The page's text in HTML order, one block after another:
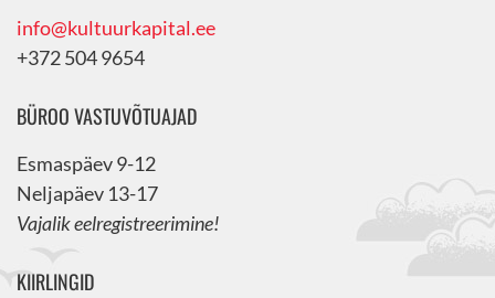
info@kultuurkapital.ee
+372 504 9654
BÜROO VASTUVÕTUAJAD
Esmaspäev 9-12
Neljapäev 13-17
Vajalik eelregistreerimine!
KIIRLINGID